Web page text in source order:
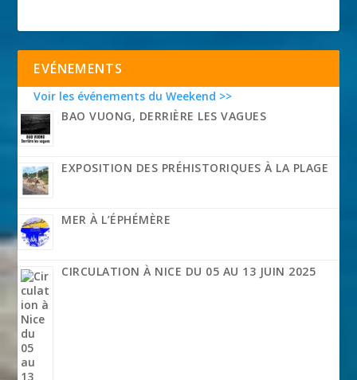
EVÉNEMENTS
Voir les événements du Weekend >>
BAO VUONG, DERRIÈRE LES VAGUES
EXPOSITION DES PRÉHISTORIQUES À LA PLAGE
MER À L’ÉPHÉMÈRE
CIRCULATION À NICE DU 05 AU 13 JUIN 2025